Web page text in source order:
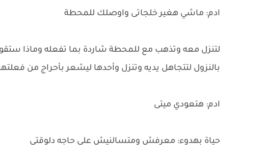
ادم: ماشي هغير خلجاتى واوصلك للمحطة
لتنزل معه وتذهب مع للمحطة شاردة بما تفعله وماذا
بالنزول لتتجاهل يديه وتنزل وأحدها ليشعر بأحراج من
ادم: هتعودي ميتى
حياة بهدوء: معرفش ومتسالنيش على حاجه دلوقتى